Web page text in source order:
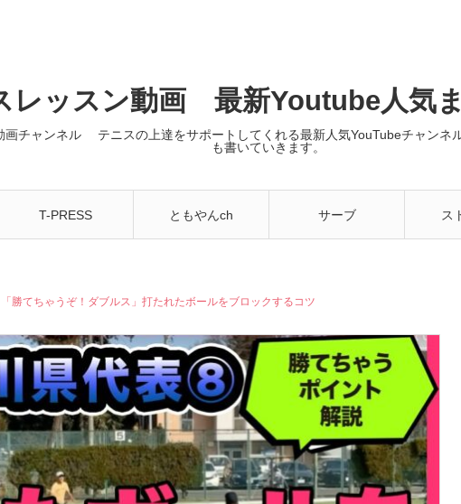
レッスン動画 最新Youtube人気
画チャンネル テニスの上達をサポートしてくれる最新人気YouTubeチャン
も書いていきます。
T-PRESS ともやんch サーブ ス
勝てちゃうぞ！ダブルス」打たれたボールをブロックするコツ